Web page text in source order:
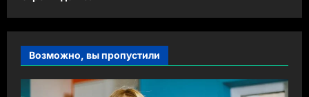
Возможно, вы пропустили